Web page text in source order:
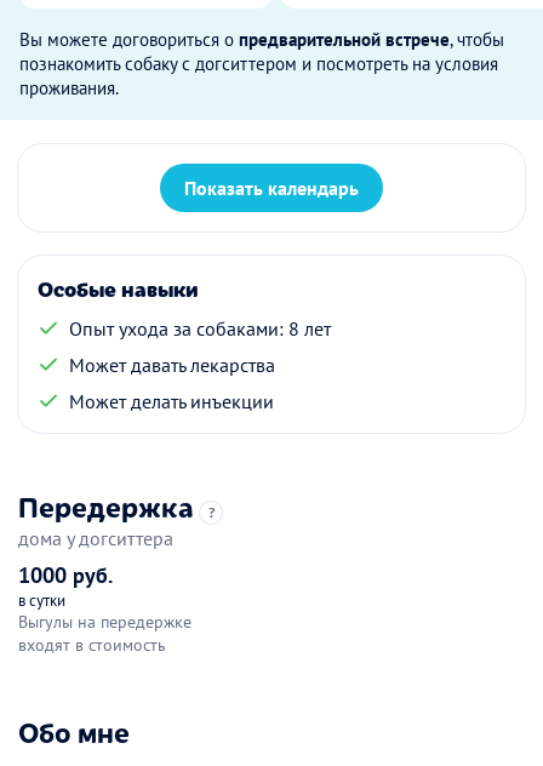
Вы можете договориться о предварительной встрече, чтобы
познакомить собаку с догситтером и посмотреть на условия
проживания.
Показать календарь
Особые навыки
Опыт ухода за собаками: 8 лет
Может давать лекарства
Может делать инъекции
Передержка ?
дома у догситтера
1000 руб.
в сутки
Выгулы на передержке
входят в стоимость
Обо мне